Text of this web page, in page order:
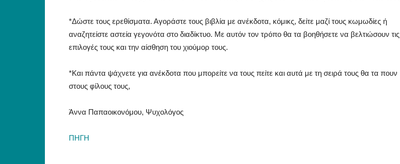
*Δώστε τους ερεθίσματα. Αγοράστε τους βιβλία με ανέκδοτα, κόμικς, δείτε μαζί τους κωμωδίες ή
αναζητείστε αστεία γεγονότα στο διαδίκτυο. Με αυτόν τον τρόπο θα τα βοηθήσετε να βελτιώσουν τις
επιλογές τους και την αίσθηση του χιούμορ τους.
*Και πάντα ψάχνετε για ανέκδοτα που μπορείτε να τους πείτε και αυτά με τη σειρά τους θα τα πουν
στους φίλους τους,
Άννα Παπαοικονόμου, Ψυχολόγος
ΠΗΓΗ